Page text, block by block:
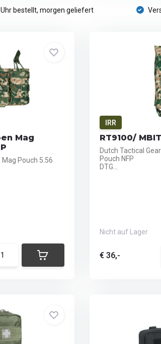
bestellt, morgen geliefert
Mag
Mag Pouch 5.56
IRR
RT9100/
Dutch Tactical
Pouch NFP
DTG...
Nicht auf Lager
€ 36,-